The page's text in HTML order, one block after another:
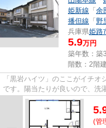
姫新線 「余
播但線 「野
兵庫県姫路
5.9万円
築年数：築
階数：2階建
「黒岩ハイツ」のここがイチオ
です。陽当たりが良いので、洗
支払いいただけるので、カー...
(管